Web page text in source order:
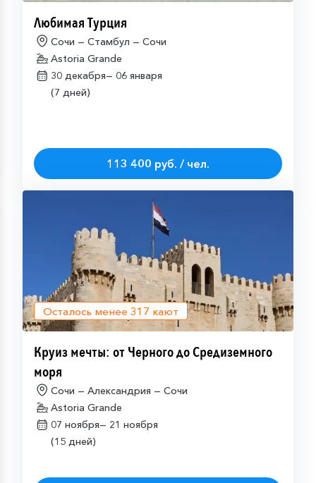
Любимая Турция
Сочи — Стамбул — Сочи
Astoria Grande
30 декабря— 06 января
(7 дней)
113 400 руб. / чел.
Осталось менее 317 кают
Круиз мечты: от Черного до Средиземного
моря
Сочи — Александрия — Сочи
Astoria Grande
07 ноября— 21 ноября
(15 дней)